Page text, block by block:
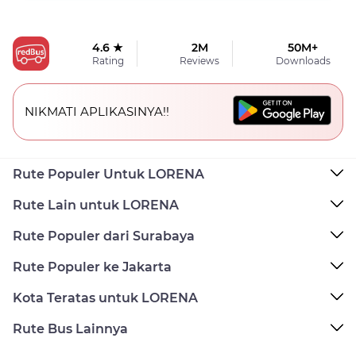
4.6 ★
Rating
2M
Reviews
50M+
Downloads
NIKMATI APLIKASINYA!!
Rute Populer Untuk LORENA
Rute Lain untuk LORENA
Rute Populer dari Surabaya
Rute Populer ke Jakarta
Kota Teratas untuk LORENA
Rute Bus Lainnya